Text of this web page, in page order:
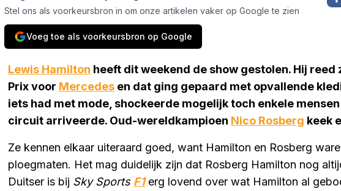
Stel ons als voorkeursbron in om onze artikelen vaker op Google te zien
Voeg toe als voorkeursbron op Google
Lewis Hamilton heeft dit weekend de show gestolen. Hij
Prix voor Mercedes en dat ging gepaard met opvallende
iets had met mode, shockeerde mogelijk toch enkele
circuit arriveerde. Oud-wereldkampioen Nico Rosberg keek
Ze kennen elkaar uiteraard goed, want Hamilton en Rosberg
ploegmaten. Het mag duidelijk zijn dat Rosberg Hamilton nog
Duitser is bij Sky Sports F1erg lovend over wat Hamilton al